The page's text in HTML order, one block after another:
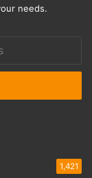
needs.
1,421